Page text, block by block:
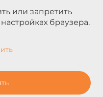
или запретить
браузера.